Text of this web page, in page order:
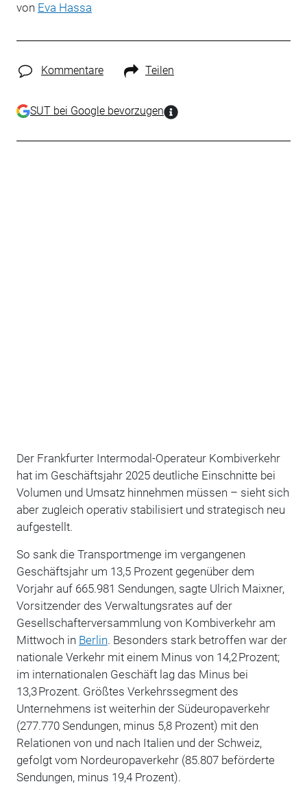
von Eva Hassa
Kommentare Teilen
SUT bei Google bevorzugen
Der Frankfurter Intermodal-Operateur Kombiverkehr
hat im Geschäftsjahr 2025 deutliche Einschnitte bei
Volumen und Umsatz hinnehmen müssen – sieht sich
aber zugleich operativ stabilisiert und strategisch neu
aufgestellt.
So sank die Transportmenge im vergangenen
Geschäftsjahr um 13,5 Prozent gegenüber dem
Vorjahr auf 665.981 Sendungen, sagte Ulrich Maixner,
Vorsitzender des Verwaltungsrates auf der
Gesellschafterversammlung von Kombiverkehr am
Mittwoch in Berlin. Besonders stark betroffen war der
nationale Verkehr mit einem Minus von 14,2 Prozent;
im internationalen Geschäft lag das Minus bei
13,3 Prozent. Größtes Verkehrssegment des
Unternehmens ist weiterhin der Südeuropaverkehr
(277.770 Sendungen, minus 5,8 Prozent) mit den
Relationen von und nach Italien und der Schweiz,
gefolgt vom Nordeuropaverkehr (85.807 beförderte
Sendungen, minus 19,4 Prozent).